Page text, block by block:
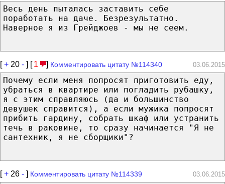
Весь день пыталась заставить себе
поработать на даче. Безрезультатно.
Наверное я из Грейджоев - мы не сеем.
[+ 20 - ] [ 1 ] Комментировать цитату №114340 03.06.2015
Почему если меня попросят приготовить еду,
убраться в квартире или погладить рубашку,
я с этим справляюсь (да и большинство
девушек справится), а если мужика попросят
прибить гардину, собрать шкаф или устранить
течь в раковине, то сразу начинается "Я не
сантехник, я не сборщики"?
[+ 26 - ] Комментировать цитату №114339 03.06.2015